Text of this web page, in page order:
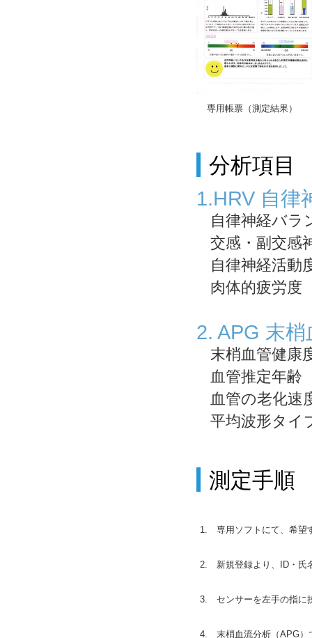
専用帳票（測定結果）
分析項目
1.HRV 自律
自律神経バラ
交感・副交感
自律神経活動
肉体的疲労度
2. APG 末
末梢血管健康
血管推定年齢
血管の老化速
平均波形タイ
測定手順
1. 専用ソフトにて、希望
2. 新規登録より、ID・氏
3. センサーを左手の指に
4. 末梢血流分析（APG）